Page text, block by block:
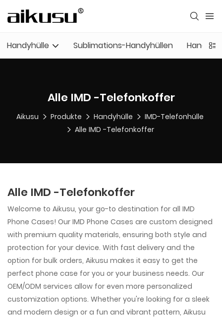
Handyhülle Sublimations-Handyhüllen
Alle IMD -Telefonkoffer
Aikusu Produkte Handyhülle
IMD-Telefonhülle
Alle IMD -Telefonkoffer
Alle IMD -Telefonkoffer
Welcome to Aikusu, your go-to destination for all IMD
Phone Cases! Our IMD Phone Cases are custom designed
with premium quality materials, ensuring both style and
protection for your device. With fast delivery and the
option for bulk orders, Aikusu makes it easy to get the
perfect phone case for you or your business needs. Our
OEM/ODM services allow for even more personalized
customization options. Whether you're looking for a sleek
and modern design or a fun and vibrant pattern, Aikusu